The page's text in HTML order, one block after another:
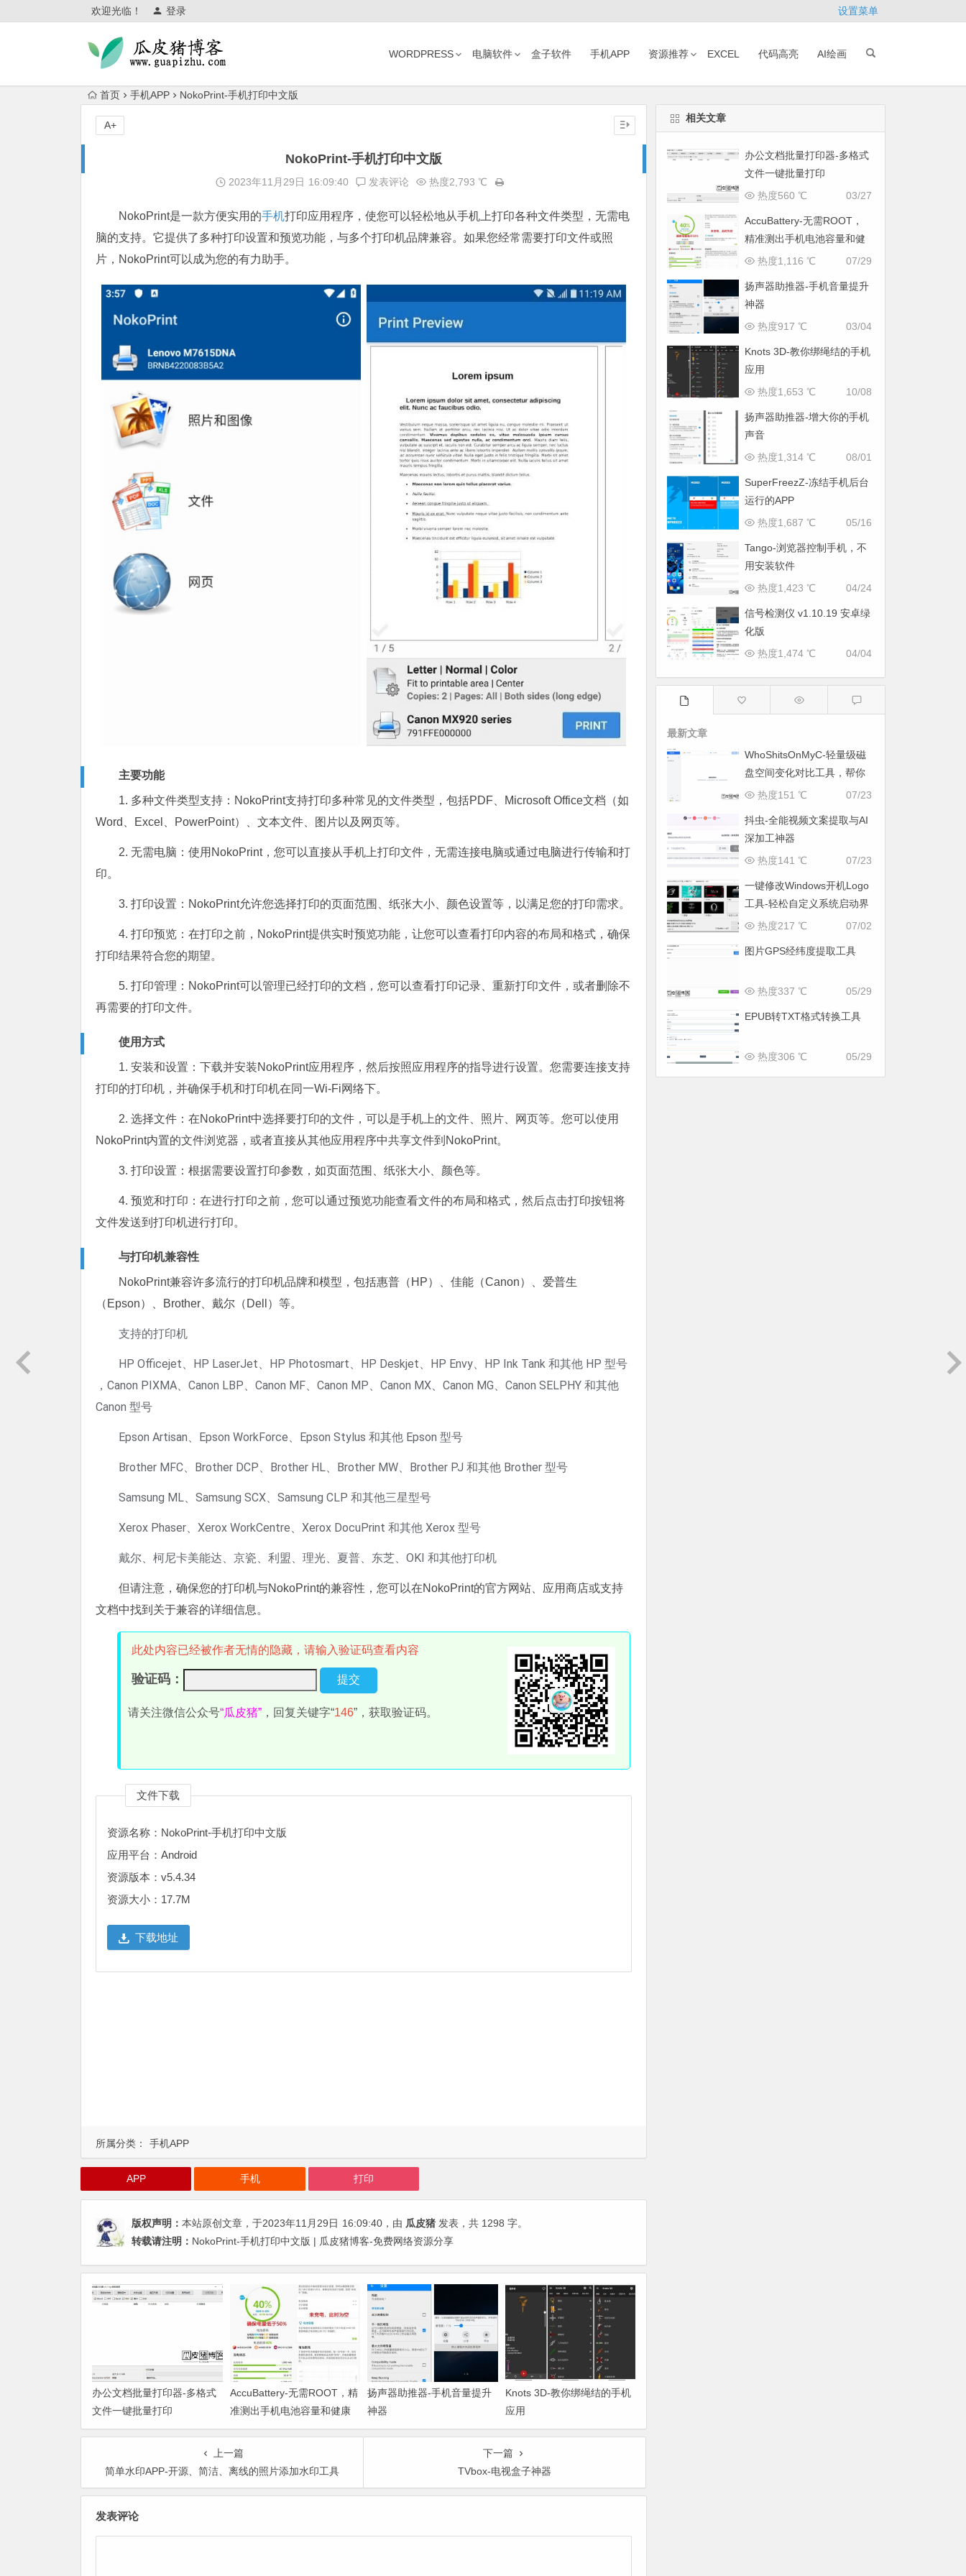
欢迎光临！ 登录 设置菜单
WORDPRESS 电脑软件 盒子软件 手机APP 资源推荐 EXCEL 代码高亮 AI绘画
首页 手机APP NokoPrint-手机打印中文版
NokoPrint-手机打印中文版
2023年11月29日 16:09:40 发表评论 热度2,793 ℃
NokoPrint是一款方便实用的手机打印应用程序，使您可以轻松地从手机上打印各种文件类型，无需电
脑的支持。它提供了多种打印设置和预览功能，与多个打印机品牌兼容。如果您经常需要打印文件或照
片，NokoPrint可以成为您的有力助手。
主要功能
1. 多种文件类型支持：NokoPrint支持打印多种常见的文件类型，包括PDF、Microsoft Office文档（如
Word、Excel、PowerPoint）、文本文件、图片以及网页等。
2. 无需电脑：使用NokoPrint，您可以直接从手机上打印文件，无需连接电脑或通过电脑进行传输和打
印。
3. 打印设置：NokoPrint允许您选择打印的页面范围、纸张大小、颜色设置等，以满足您的打印需求。
4. 打印预览：在打印之前，NokoPrint提供实时预览功能，让您可以查看打印内容的布局和格式，确保
打印结果符合您的期望。
5. 打印管理：NokoPrint可以管理已经打印的文档，您可以查看打印记录、重新打印文件，或者删除不
再需要的打印文件。
使用方式
1. 安装和设置：下载并安装NokoPrint应用程序，然后按照应用程序的指导进行设置。您需要连接支持
打印的打印机，并确保手机和打印机在同一Wi-Fi网络下。
2. 选择文件：在NokoPrint中选择要打印的文件，可以是手机上的文件、照片、网页等。您可以使用
NokoPrint内置的文件浏览器，或者直接从其他应用程序中共享文件到NokoPrint。
3. 打印设置：根据需要设置打印参数，如页面范围、纸张大小、颜色等。
4. 预览和打印：在进行打印之前，您可以通过预览功能查看文件的布局和格式，然后点击打印按钮将
文件发送到打印机进行打印。
与打印机兼容性
NokoPrint兼容许多流行的打印机品牌和模型，包括惠普（HP）、佳能（Canon）、爱普生
（Epson）、Brother、戴尔（Dell）等。
支持的打印机
HP Officejet、HP LaserJet、HP Photosmart、HP Deskjet、HP Envy、HP Ink Tank 和其他 HP 型号
，Canon PIXMA、Canon LBP、Canon MF、Canon MP、Canon MX、Canon MG、Canon SELPHY 和其他
Canon 型号
Epson Artisan、Epson WorkForce、Epson Stylus 和其他 Epson 型号
Brother MFC、Brother DCP、Brother HL、Brother MW、Brother PJ 和其他 Brother 型号
Samsung ML、Samsung SCX、Samsung CLP 和其他三星型号
Xerox Phaser、Xerox WorkCentre、Xerox DocuPrint 和其他 Xerox 型号
戴尔、柯尼卡美能达、京瓷、利盟、理光、夏普、东芝、OKI 和其他打印机
但请注意，确保您的打印机与NokoPrint的兼容性，您可以在NokoPrint的官方网站、应用商店或支持
文档中找到关于兼容的详细信息。
此处内容已经被作者无情的隐藏，请输入验证码查看内容
验证码：
请关注微信公众号“瓜皮猪” ，回复关键字“146”，获取验证码。
文件下载
资源名称：NokoPrint-手机打印中文版
应用平台：Android
资源版本：v5.4.34
资源大小：17.7M
下载地址
A+
所属分类： 手机APP
APP 手机 打印
版权声明： 本站原创文章，于2023年11月29日 16:09:40 ，由 瓜皮猪 发表，共 1298 字。
转载请注明： NokoPrint-手机打印中文版 | 瓜皮猪博客-免费网络资源分享
办公文档批量打印器-多格式
文件一键批量打印
AccuBattery-无需ROOT，精
准测出手机电池容量和健康
度
扬声器助推器-手机音量提升
神器
Knots 3D-教你绑绳结的手机
应用
上一篇
简单水印APP-开源、简洁、离线的照片添加水印工具
下一篇
TVbox-电视盒子神器
发表评论
相关文章
办公文档批量打印器-多格式
文件一键批量打印
03/27
热度560 ℃
AccuBattery-无需ROOT，
精准测出手机电池容量和健
康度
07/29
热度1,116 ℃
扬声器助推器-手机音量提升
神器
03/04
热度917 ℃
Knots 3D-教你绑绳结的手机
应用
10/08
热度1,653 ℃
扬声器助推器-增大你的手机
声音
08/01
热度1,314 ℃
SuperFreezZ-冻结手机后台
运行的APP
05/16
热度1,687 ℃
Tango-浏览器控制手机，不
用安装软件
04/24
热度1,423 ℃
信号检测仪 v1.10.19 安卓绿
化版
04/04
热度1,474 ℃
最新文章
WhoShitsOnMyC-轻量级磁
盘空间变化对比工具，帮你
找出“吃掉”空间的罪魁祸首
07/23
热度151 ℃
抖虫-全能视频文案提取与AI
深加工神器
07/23
热度141 ℃
一键修改Windows开机Logo
工具-轻松自定义系统启动界
面
07/02
热度217 ℃
图片GPS经纬度提取工具
05/29
热度337 ℃
EPUB转TXT格式转换工具
05/29
热度306 ℃